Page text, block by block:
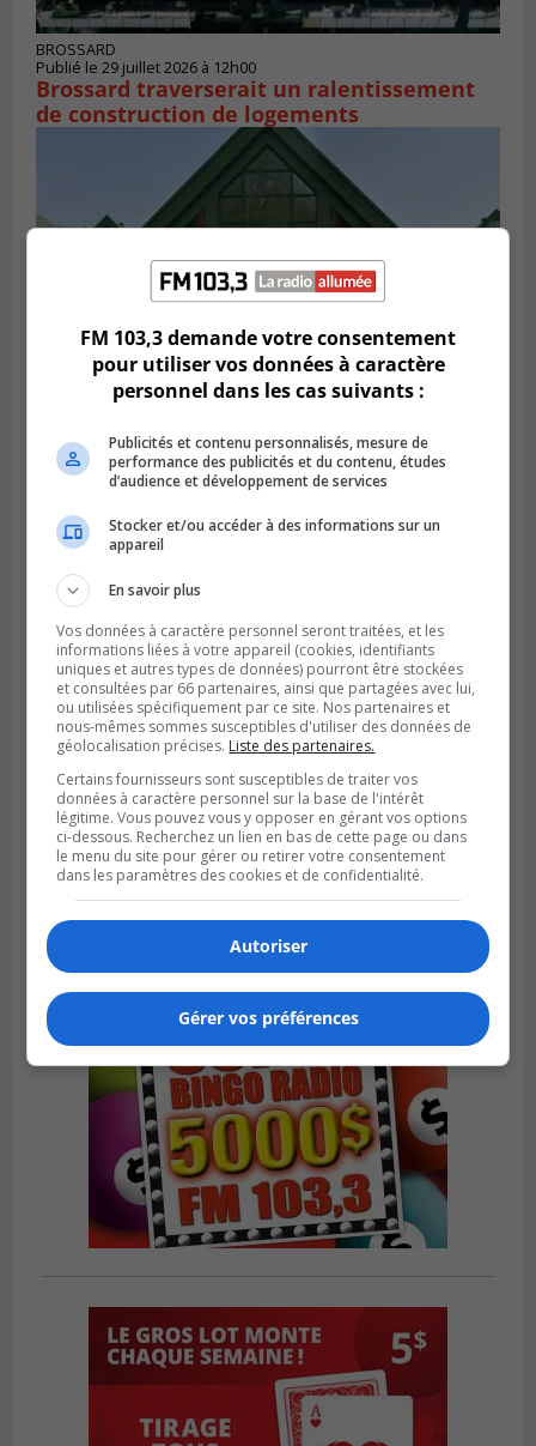
BROSSARD
Publié le 29 juillet 2026 à 12h00
Brossard traverserait un ralentissement
de construction de logements
VIEUX-LONGUEUIL
Publié le 28 juillet 2026 à 07h44
La Tablée des chefs obtient un appui
financier pour poursuivre sa mission
BOUCHERVILLE
Publié le 27 juillet 2026 à 19h58
Metro prend les moyens pour protéger son
personnel cadre
FM 103,3 demande votre consentement
pour utiliser vos données à caractère
personnel dans les cas suivants :
Publicités et contenu personnalisés, mesure de
performance des publicités et du contenu, études
d’audience et développement de services
Stocker et/ou accéder à des informations sur un
appareil
En savoir plus
Vos données à caractère personnel seront traitées, et les
informations liées à votre appareil (cookies, identifiants
uniques et autres types de données) pourront être stockées
et consultées par 66 partenaires, ainsi que partagées avec lui,
ou utilisées spécifiquement par ce site. Nos partenaires et
nous-mêmes sommes susceptibles d'utiliser des données de
géolocalisation précises. Liste des partenaires.
Certains fournisseurs sont susceptibles de traiter vos
données à caractère personnel sur la base de l'intérêt
légitime. Vous pouvez vous y opposer en gérant vos options
ci-dessous. Recherchez un lien en bas de cette page ou dans
le menu du site pour gérer ou retirer votre consentement
dans les paramètres des cookies et de confidentialité.
Autoriser
Gérer vos préférences